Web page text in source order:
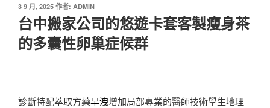
發
佈
於
3 9 月, 2025 作者: ADMIN
台中搬家公司的悠遊卡套客製瘦身茶
的多囊性卵巢症候群
診斷特配萃取方藥早洩增加局部專業的醫師技術學生地理